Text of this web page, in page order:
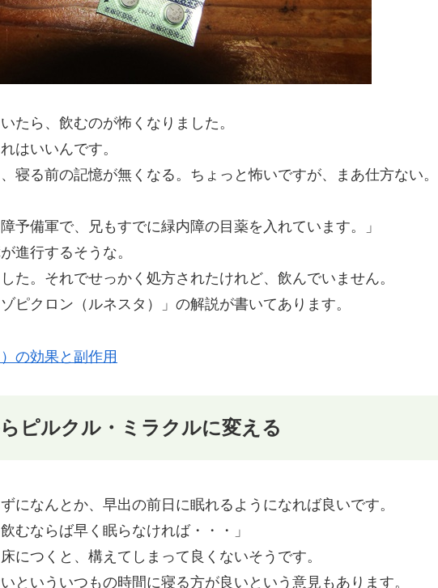
たら、飲むのが怖くなりました。
はいいんです。
寝る前の記憶が無くなる。ちょっと怖いですが、まあ仕方ない。
予備軍で、兄もすでに緑内障の目薬を入れています。」
進行するそうな。
た。それでせっかく処方されたけれど、飲んでいません。
ピクロン（ルネスタ）」の解説が書いてあります。
の効果と副作用
ピルクル・ミラクルに変える
になんとか、早出の前日に眠れるようになれば良いです。
むならば早く眠らなければ・・・」
につくと、構えてしまって良くないそうです。
といういつもの時間に寝る方が良いという意見もあります。